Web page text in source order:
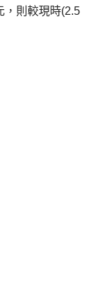
，則較現時(2.5